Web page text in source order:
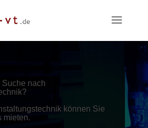
nach
können Sie
mieten.